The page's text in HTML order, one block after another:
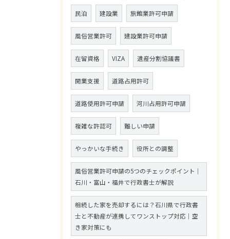
民泊 建設業 旅館業許可申請
風俗営業許可 建設業許可申請
在留資格 VIZA 遺産分割協議書
開業支援 道路占用許可
道路使用許可申請 河川占用許可申請
複雑な許認可 難しい申請
やっかいな手続き 役所との調整
風俗営業許可申請の5つのチェックポイント｜
石川・富山・福井で行政書士が解説
相続した家を売却するには？石川県で行政書
士と不動産が連携してワンストップ対応｜空
き家対策にも